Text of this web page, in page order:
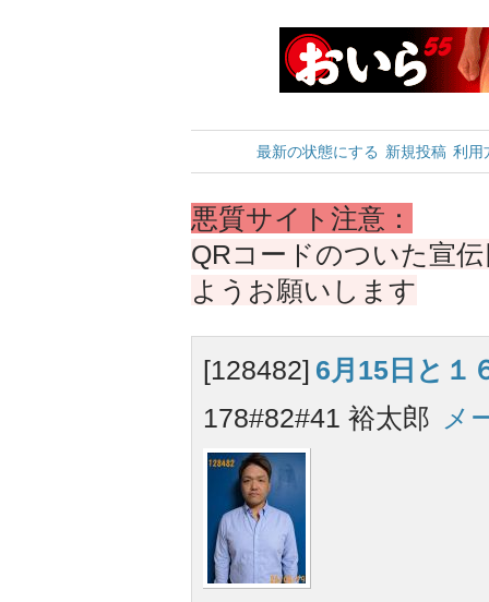
最新の状態にする 新規投稿 利用
悪質サイト注意：
QRコードのついた宣
ようお願いします
[128482] 6月15日と１
178#82#41 裕太郎
メ